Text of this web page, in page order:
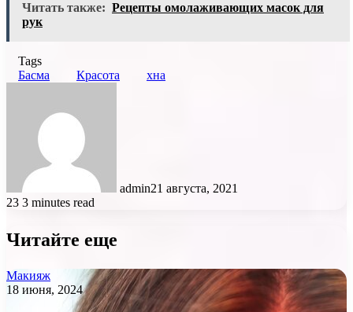
Читать также: Рецепты омолаживающих масок для
рук
Tags
Басма
Красота хна
admin21 августа, 2021
23 3 minutes read
Читайте еще
Макияж
18 июня, 2024